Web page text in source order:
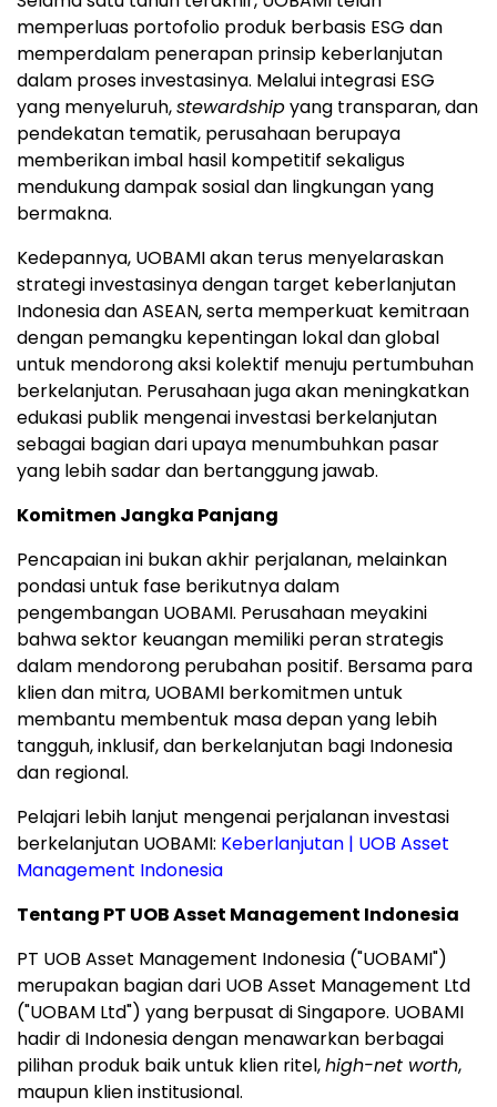
memperluas portofolio produk berbasis ESG dan
memperdalam penerapan prinsip keberlanjutan
dalam proses investasinya. Melalui integrasi ESG
yang menyeluruh,stewardshipyang transparan, dan
pendekatan tematik, perusahaan berupaya
memberikan imbal hasil kompetitif sekaligus
mendukung dampak sosial dan lingkungan yang
bermakna.
Kedepannya, UOBAMI akan terus menyelaraskan
strategi investasinya dengan target keberlanjutan
Indonesiadan ASEAN, serta memperkuat kemitraan
dengan pemangku kepentingan lokal dan global
untuk mendorong aksi kolektif menuju pertumbuhan
berkelanjutan. Perusahaan juga akan meningkatkan
edukasi publik mengenai investasi berkelanjutan
sebagai bagian dari upaya menumbuhkan pasar
yang lebih sadar dan bertanggung jawab.
Komitmen Jangka Panjang
Pencapaian ini bukan akhir perjalanan, melainkan
pondasi untuk fase berikutnya dalam
pengembangan UOBAMI. Perusahaan meyakini
bahwa sektor keuangan memiliki peran strategis
dalam mendorong perubahan positif. Bersama para
klien dan mitra, UOBAMI berkomitmen untuk
membantu membentuk masa depan yang lebih
tangguh, inklusif, dan berkelanjutan bagi Indonesia
dan regional.
Pelajari lebih lanjut mengenai perjalanan investasi
berkelanjutan UOBAMI: Keberlanjutan | UOB Asset
Management Indonesia
Tentang PT UOB Asset Management Indonesia
PT UOB Asset Management Indonesia ("UOBAMI")
merupakan bagian dari UOB Asset Management Ltd
("UOBAM Ltd") yang berpusat diSingapore. UOBAMI
hadir di Indonesiadengan menawarkan berbagai
pilihan produk baik untuk klien ritel,high-net worth,
maupun klien institusional.